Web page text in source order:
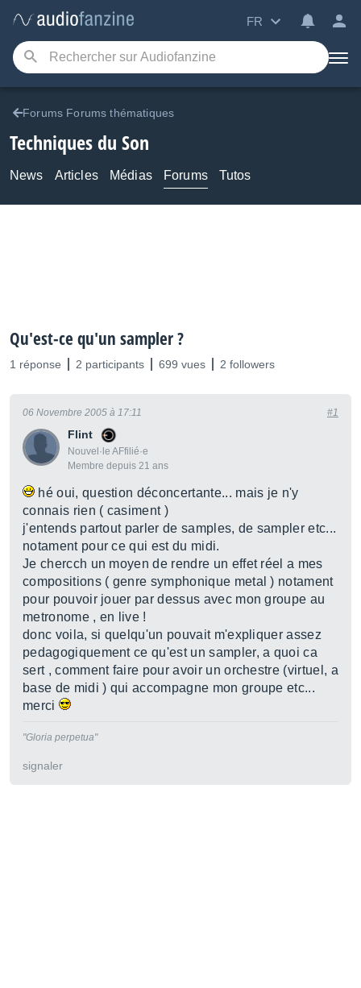
FR
Forums Forums thématiques
Techniques du Son
News Articles Médias Forums Tutos
Qu'est-ce qu'un sampler ?
1 réponse 2 participants 699 vues 2 followers
Flint
Nouvel·le AFfilié·e
Membre depuis 21 ans
06 Novembre 2005 à 17:11 #1
hé oui, question déconcertante... mais je n'y
connais rien ( casiment )
j'entends partout parler de samples, de sampler etc...
notament pour ce qui est du midi.
Je chercch un moyen de rendre un effet réel a mes
compositions ( genre symphonique metal ) notament
pour pouvoir jouer par dessus avec mon groupe au
metronome , en live !
donc voila, si quelqu'un pouvait m'expliquer assez
pedagogiquement ce qu'est un sampler, a quoi ca
sert , comment faire pour avoir un orchestre (virtuel, a
base de midi ) qui accompagne mon groupe etc...
merci
"Gloria perpetua"
signaler